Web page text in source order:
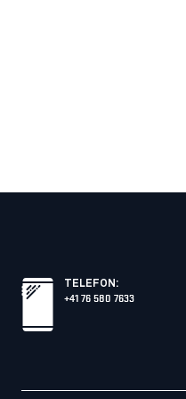
TELEFON :
+41 76 580 7633